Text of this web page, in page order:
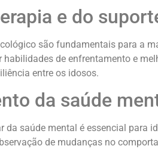
e do
são fundamentais para a
habilidades de enfrentamento e
entre os idosos.
da saúde
da saúde mental é essencial para
de mudanças no